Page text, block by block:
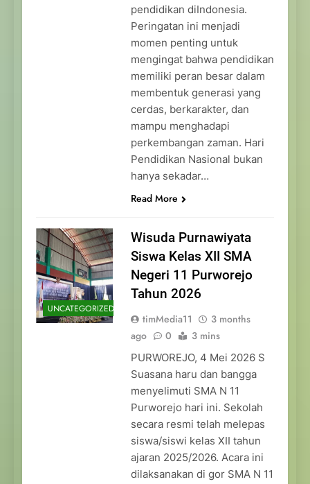
pendidikan diIndonesia.
Peringatan ini menjadi
momen penting untuk
mengingat bahwa pendidikan
memiliki peran besar dalam
membentuk generasi yang
cerdas, berkarakter, dan
mampu menghadapi
perkembangan zaman. Hari
Pendidikan Nasional bukan
hanya sekadar…
Read More
UNCATEGORIZED
Wisuda Purnawiyata
Siswa Kelas XII SMA
Negeri 11 Purworejo
Tahun 2026
timMedia11
3 months
ago
0 3 mins
PURWOREJO, 4 Mei 2026 S
Suasana haru dan bangga
menyelimuti SMA N 11
Purworejo hari ini. Sekolah
secara resmi telah melepas
siswa/siswi kelas XII tahun
ajaran 2025/2026. Acara ini
dilaksanakan di gor SMA N 11